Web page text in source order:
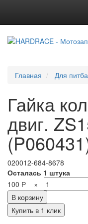
Главная Для
Гайка
двиг.
020012-684-8678
Осталась 1 штука
100 Р ×